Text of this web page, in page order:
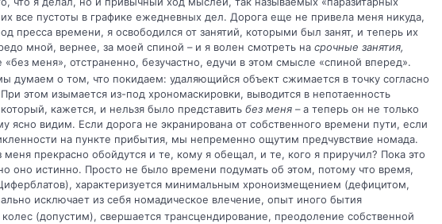
все пустоты в графике ежедневных дел. Дорога еще не привела меня никуда,
пресса времени, я освобо­дился от занятий, которыми был занят, и те­перь их
мной, вер­нее, за моей спиной – и я волен смотреть на срочные занятия,
меня», отстраненно, безучастно, едучи в этом смысле «спиной вперед».
думаем о том, что покидаем: удаляющийся объект сжима­ется в точку согласно
этом изымается из-под хрономаскировки, выводится в непотаенность
кажется, и нельзя было пред­ставить без меня – а теперь он не только
ясно видим. Если дорога не экранирована от собственного времени пу­ти, если
на пункте прибытия, мы непременно ощутим предчувствие номада.
меня прекрасно обойдутся и те, кому я обе­щал, и те, кого я приручил? Пока это
оно истинно. Просто не было времени подумать об этом, потому что время,
характе­ризуется минимальным хроноизмещением (де­фицитом,
исклю­чает из себя номадическое влечение, опыт иного бытия
(допустим), свершается трансцендирование, преодоление собственной